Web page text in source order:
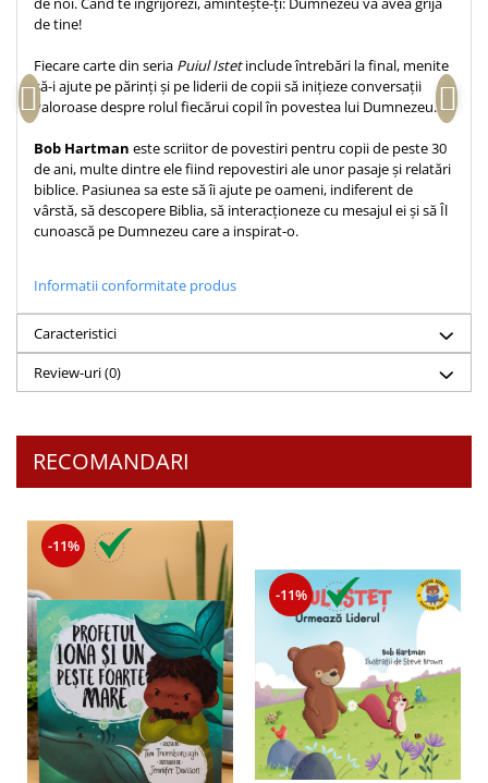
Teologie
A doua venire
Apologetica
Dogmatica
Istoria Bisericii
Misiune
Viata crestina
Contemporaneitate
Diverse
Lupta Spirituala
Schimbarea caracterului
Slujire
Viata din belsug
Viata de zi cu zi
Despre afaceri
Dezvoltare personala
Leadership
Sanatate / nutritie
de tine!
Fiecare carte din seria Puiul Istetinclude întrebări la final, menite
să-i ajute pe părinți și pe liderii de copii să inițieze conversații
valoroase despre rolul fiecărui copil în povestea lui Dumnezeu.
Bob Hartman este scriitor de povestiri pentru copii de peste 30
de ani, multe dintre ele fiind repovestiri ale unor pasaje și relatări
biblice. Pasiunea sa este să îi ajute pe oameni, indiferent de
vârstă, să descopere Biblia, să interacționeze cu mesajul ei și să Îl
cunoască pe Dumnezeu care a inspirat-o.
Informatii conformitate produs
Caracteristici
Review-uri(0)
RECOMANDARI
-11%
-11%